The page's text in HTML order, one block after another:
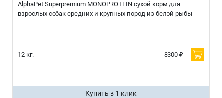
AlphaPet Superpremium MONOPROTEIN сухой корм для
взрослых собак средних и крупных пород из белой рыбы
12 кг. 8300 ₽
Купить в 1 клик